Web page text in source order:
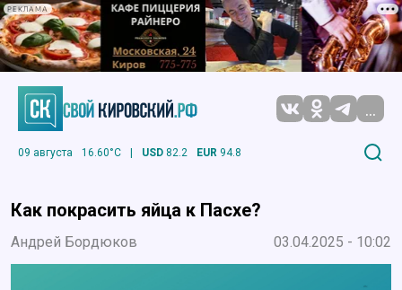
РЕКЛАМА
...
09 августа 16.60°C | USD 82.2 EUR 94.8
Как покрасить яйца к Пасхе?
Андрей Бордюков 03.04.2025 - 10:02